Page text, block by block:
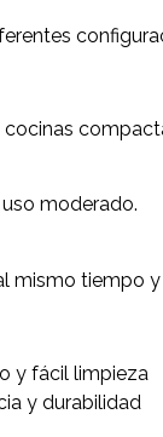
moderado.
mismo tiempo
y fácil limpieza
y durabilidad